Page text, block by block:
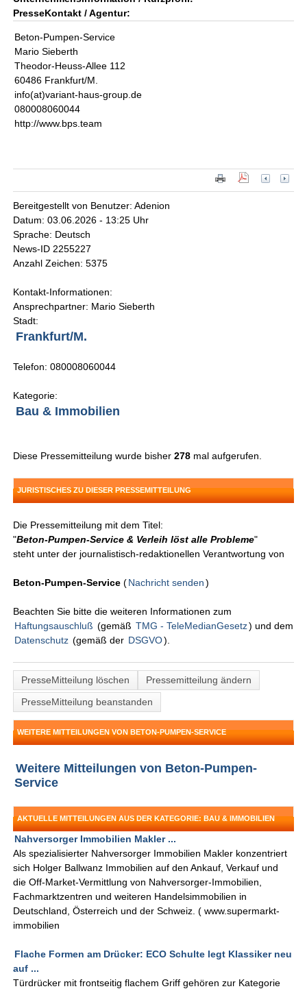
PresseKontakt / Agentur:
Beton-Pumpen-Service
Mario Sieberth
Theodor-Heuss-Allee 112
60486 Frankfurt/M.
info(at)variant-haus-group.de
080008060044
http://www.bps.team
Bereitgestellt von Benutzer: Adenion
Datum: 03.06.2026 - 13:25 Uhr
Sprache: Deutsch
News-ID 2255227
Anzahl Zeichen: 5375
Kontakt-Informationen:
Ansprechpartner: Mario Sieberth
Stadt:
Frankfurt/M.
Telefon: 080008060044
Kategorie:
Bau & Immobilien
Diese Pressemitteilung wurde bisher278 mal aufgerufen.
JURISTISCHES ZU DIESER PRESSEMITTEILUNG
Die Pressemitteilung mit dem Titel:
"Beton-Pumpen-Service & Verleih löst alle Probleme"
steht unter der journalistisch-redaktionellen Verantwortung von
Beton-Pumpen-Service (Nachricht senden )
Beachten Sie bitte die weiteren Informationen zum
Haftungsauschluß (gemäß TMG - TeleMedianGesetz) und dem
Datenschutz (gemäß der DSGVO).
PresseMitteilung löschen
Pressemitteilung ändern
PresseMitteilung beanstanden
WEITERE MITTEILUNGEN VON BETON-PUMPEN-SERVICE
Weitere Mitteilungen von Beton-Pumpen-
Service
AKTUELLE MITTEILUNGEN AUS DER KATEGORIE: BAU & IMMOBILIEN
Nahversorger Immobilien Makler ...
Als spezialisierter Nahversorger Immobilien Makler konzentriert
sich Holger Ballwanz Immobilien auf den Ankauf, Verkauf und
die Off-Market-Vermittlung von Nahversorger-Immobilien,
Fachmarktzentren und weiteren Handelsimmobilien in
Deutschland, Österreich und der Schweiz. ( www.supermarkt-
immobilien
Flache Formen am Drücker: ECO Schulte legt Klassiker neu
auf ...
Türdrücker mit frontseitig flachem Griff gehören zur Kategorie